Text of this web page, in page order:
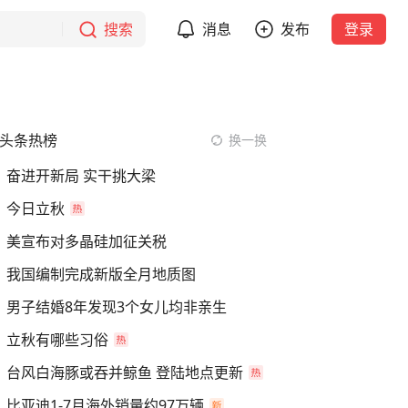
搜索 消息 发布 登录
头条热榜 换一换
奋进开新局 实干挑大梁
今日立秋
美宣布对多晶硅加征关税
我国编制完成新版全月地质图
男子结婚8年发现3个女儿均非亲生
立秋有哪些习俗
台风白海豚或吞并鲸鱼 登陆地点更新